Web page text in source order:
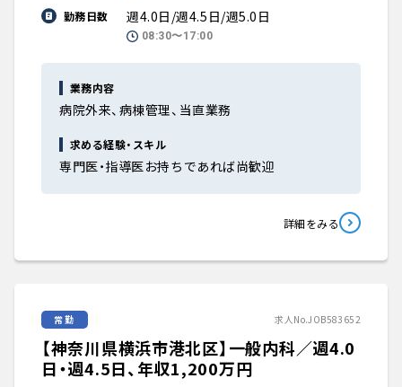
勤務日数
週4.0日/週4.5日/週5.0日
08:30〜17:00
業務内容
病院外来、病棟管理、当直業務
求める経験・スキル
専門医・指導医お持ちであれば尚歓迎
詳細をみる
常勤 求人No.JOB583652
【神奈川県横浜市港北区】一般内科／週4.0
日・週4.5日、年収1,200万円